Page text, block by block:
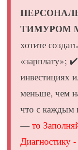
ТИМУРОМ
хотите
«зарплату»;
инвестициях
меньше, чем
что с каждым
— то
Диагностику